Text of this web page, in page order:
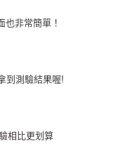
也非常簡單！
到測驗結果喔!
相比更划算